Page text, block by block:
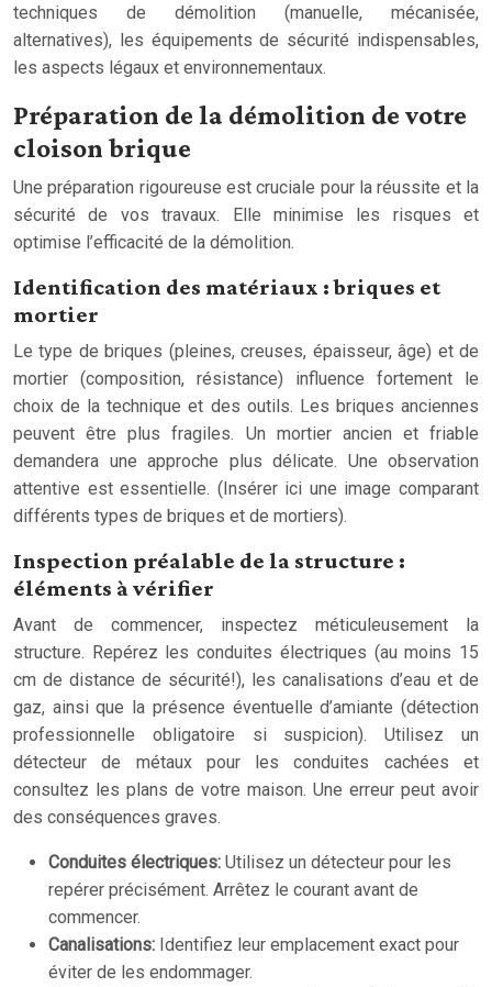
techniques de démolition (manuelle, mécanisée,
alternatives), les équipements de sécurité indispensables,
les aspects légaux et environnementaux.
Préparation de la démolition de votre
cloison brique
Une préparation rigoureuse est cruciale pour la réussite et la
sécurité de vos travaux. Elle minimise les risques et
optimise l’efficacité de la démolition.
Identification des matériaux : briques et
mortier
Le type de briques (pleines, creuses, épaisseur, âge) et de
mortier (composition, résistance) influence fortement le
choix de la technique et des outils. Les briques anciennes
peuvent être plus fragiles. Un mortier ancien et friable
demandera une approche plus délicate. Une observation
attentive est essentielle. (Insérer ici une image comparant
différents types de briques et de mortiers).
Inspection préalable de la structure :
éléments à vérifier
Avant de commencer, inspectez méticuleusement la
structure. Repérez les conduites électriques (au moins 15
cm de distance de sécurité!), les canalisations d’eau et de
gaz, ainsi que la présence éventuelle d’amiante (détection
professionnelle obligatoire si suspicion). Utilisez un
détecteur de métaux pour les conduites cachées et
consultez les plans de votre maison. Une erreur peut avoir
des conséquences graves.
Conduites électriques: Utilisez un détecteur pour les
repérer précisément. Arrêtez le courant avant de
commencer.
Canalisations: Identifiez leur emplacement exact pour
éviter de les endommager.